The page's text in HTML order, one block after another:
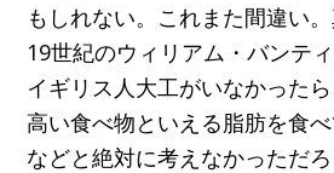
もしれない。これまた間違い
19世紀のウィリアム・バンテ
イギリス人大工がいなかった
高い食べ物といえる脂肪を食
などと絶対に考えなかっただ